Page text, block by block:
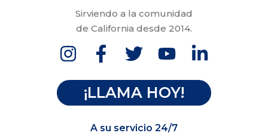
Sirviendo a la comunidad
de California desde 2014.
¡LLAMA HOY!
A su servicio 24/7